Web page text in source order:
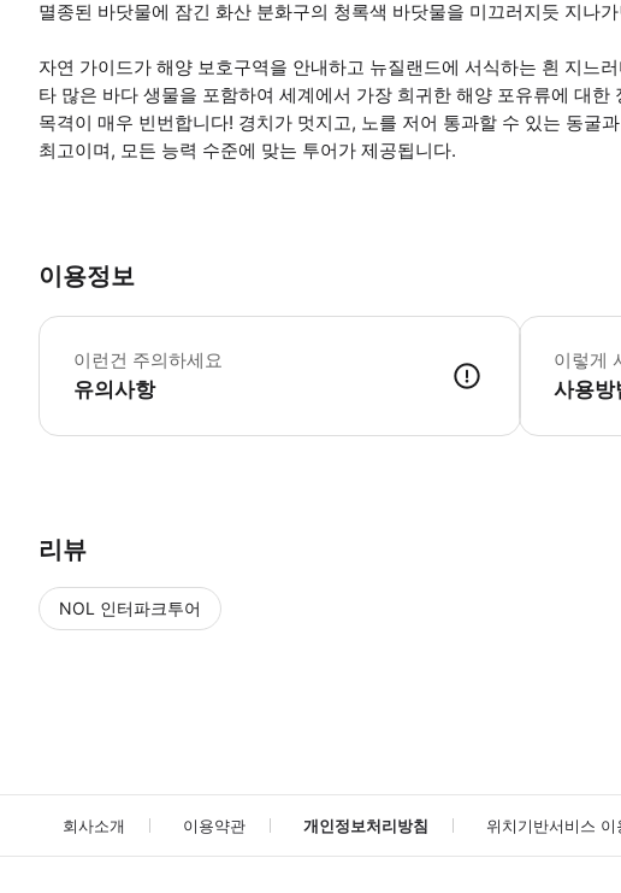
멸종된 바닷물에 잠긴 화산 분화구의 청록색 바닷물을 미끄러지듯 지나
자연 가이드가 해양 보호구역을 안내하고 뉴질랜드에 서식하는 흰 지느
타 많은 바다 생물을 포함하여 세계에서 가장 희귀한 해양 포유류에 대
목격이 매우 빈번합니다! 경치가 멋지고, 노를 저어 통과할 수 있는 동굴
최고이며, 모든 능력 수준에 맞는 투어가 제공됩니다.
이용정보
이런건 주의하세요
유의사항
재사용 가능
이렇게
사용방
리뷰
NOL 인터파크투어
회사소개 이용약관 개인정보처리방침 위치기반서비스 이